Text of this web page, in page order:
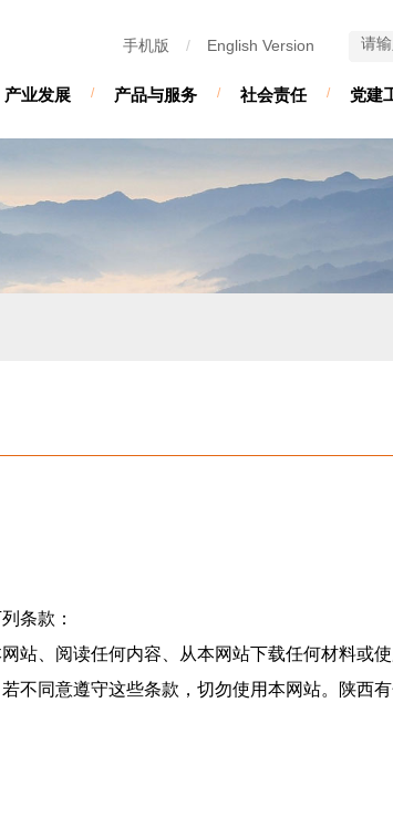
手机版 / English Version
产业发展 / 产品与服务 / 社会责任 / 党建
条款：
站、阅读任何内容、从本网站下载任何材料或
不同意遵守这些条款，切勿使用本网站。陕西